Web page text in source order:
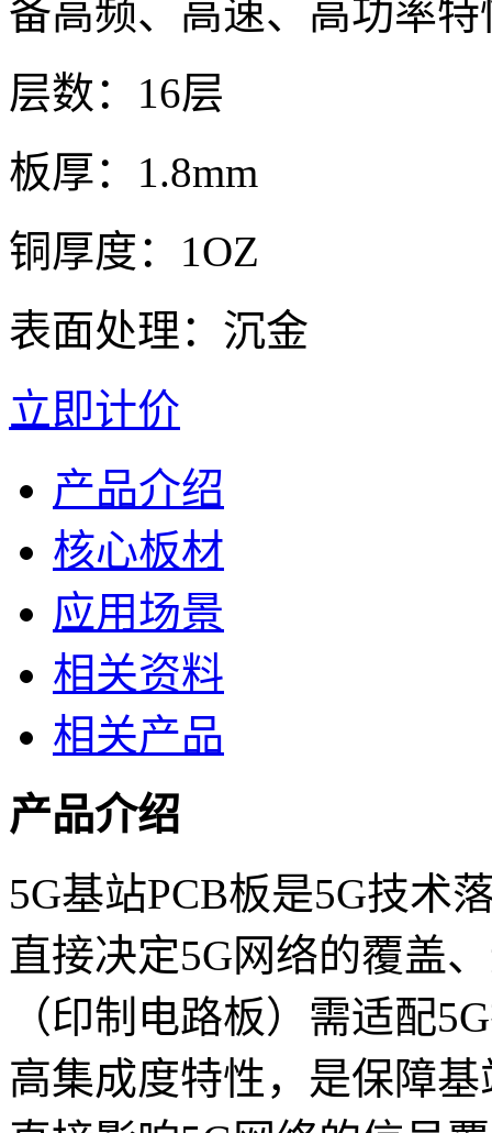
备高频、高速、高功率特
层数：16层
板厚：1.8mm
铜厚度：1OZ
表面处理：沉金
立即计价
产品介绍
核心板材
应用场景
相关资料
相关产品
产品介绍
5G基站PCB板是5G技术
直接决定5G网络的覆盖
（印制电路板）需适配
高集成度特性，是保障